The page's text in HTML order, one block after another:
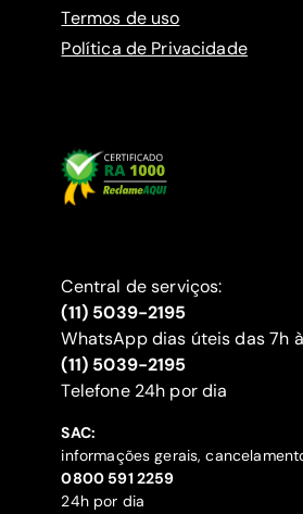
Termos de uso
Política de Privacidade
Central de serviços:
(11) 5039-2195
WhatsApp dias úteis das 7h
(11) 5039-2195
‍Telefone 24h por dia
SAC:
informações gerais,
‍0800 591 2259
24h por dia